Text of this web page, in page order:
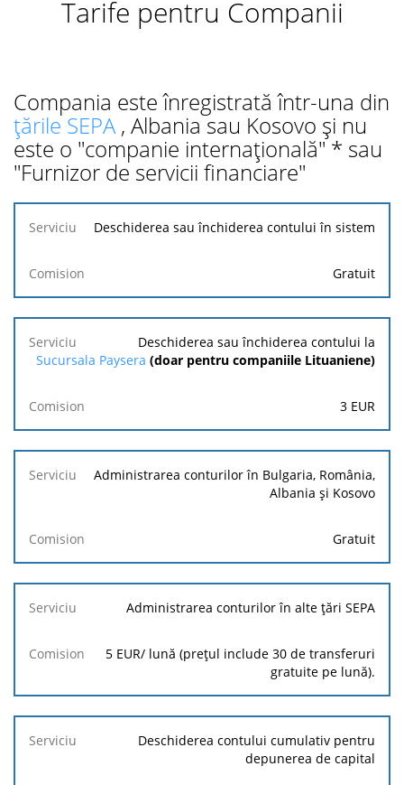
Tarife pentru Companii
Compania este înregistrată într-una din
țările SEPA, Albania sau Kosovo și nu
este o "companie internațională" * sau
"Furnizor de servicii financiare"
Serviciu
Comision
Deschiderea sau închiderea contului în sistem
Gratuit
Deschiderea sau închiderea contului la
Sucursala Paysera (doar pentru companiile Lituaniene)
3 EUR
Administrarea conturilor în Bulgaria, România,
Albania și Kosovo
Gratuit
Administrarea conturilor în alte țări SEPA
5 EUR/ lună (prețul include 30 de transferuri
gratuite pe lună).
Deschiderea contului cumulativ pentru
depunerea de capital